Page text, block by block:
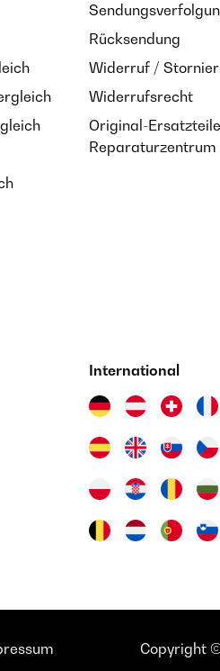
Rücksendung
Widerruf /
Widerrufsrecht
Original-
Reparaturzentrum
International
Copyright